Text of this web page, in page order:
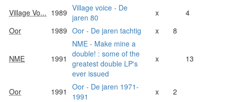
Village Vo... 1989 Village voice - De
jaren 80
x
4
Oor
1989 Oor - De jaren tachtig x 8
NME 1991
NME - Make mine a
double! : some of the
greatest double LP's
ever issued
x 13
Oor 1991
Oor - De jaren 1971-
1991
x
2